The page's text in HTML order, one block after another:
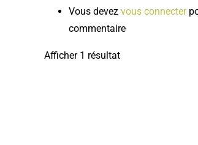
Vous devez vous connecter
commentaire
Afficher 1 résultat